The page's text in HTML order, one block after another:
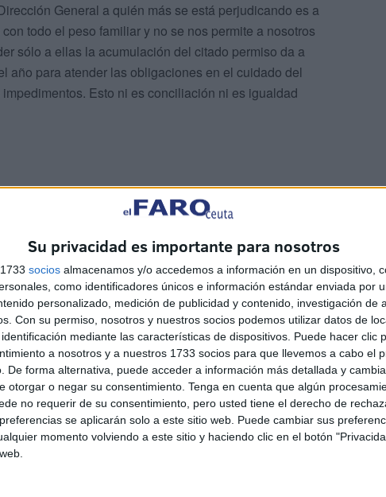
Su privacidad es importante para nosotros
socios almacenamos y/o accedemos a información en un dispositivo,
como identificadores únicos e información estándar enviada por
personalizado, medición de publicidad y contenido, investigación de
Con su permiso, nosotros y nuestros socios podemos utilizar datos de
mediante las características de dispositivos. Puede hacer clic
a nosotros y a nuestros 1733 socios para que llevemos a cabo el
De forma alternativa, puede acceder a información más detallada y
otorgar o negar su consentimiento. Tenga en cuenta que algún
no requerir de su consentimiento, pero usted tiene el derecho de
se aplicarán solo a este sitio web. Puede cambiar sus
momento volviendo a este sitio y haciendo clic en el botón
General a quién más se está perjudicando es a
todo el peso familiar y no se nos permite a nosotros
sólo a ellas la acumulación del citado permiso da a
para atender las obligaciones en el cuidado del
Esto ni es conciliación ni es igualdad
al escrito asegurándoles que la propuesta se
modificaciones de la normativa reguladora de esta
que regula las vacaciones, permisos y licencias
a principios de año no se ha cumplido nada,
a la directora su compromiso de estudiar esta
de la Benemérita a una mujer, “esta no ha
a los hombres, sino que a quien están
sus hombros el peso de la crianza, una actitud